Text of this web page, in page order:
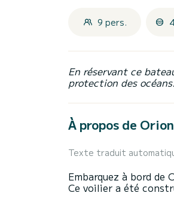
9 pers.
En réservant ce
protection des océans.
À propos de Orion
Texte traduit
Embarquez à bord
Ce voilier a été